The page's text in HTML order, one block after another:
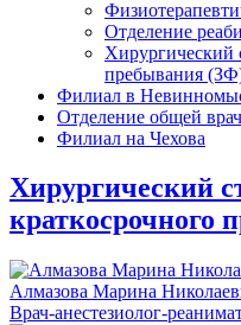
Отделение
Хирургический
пребывания
Филиал в
Отделение общей
Филиал на Чехова
Хирургический
краткосрочного
Алмазова Марина
Врач-анестезиолог-